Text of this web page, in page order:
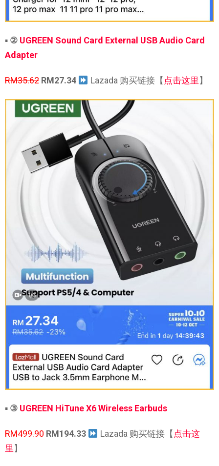
▪ ② UGREEN Sound Card External USB Audio Card
Adapter
RM35.62 RM27.34 Lazada 购买链接【 点击这里 】
▪ ③ UGREEN HiTune X6 Wireless Earbuds
RM499.90 RM194.33 Lazada 购买链接【 点击这
里 】